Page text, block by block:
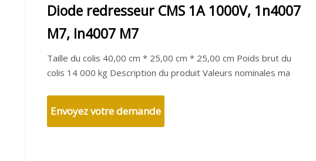
Diode redresseur CMS 1A 1000V, 1n4007
M7, In4007 M7
Taille du colis 40,00 cm * 25,00 cm * 25,00 cm Poids brut du
colis 14 000 kg Description du produit Valeurs nominales ma
Envoyez votre demande